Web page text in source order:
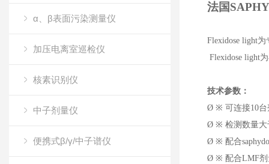
α、β表面污染测量仪
加压电离室巡检仪
核素识别仪
中子剂量仪
便携式β/γ/中子谱仪
法国
Flexidose light
Flexidose light
技术参数：
Ø ※ 可连接10
Ø ※ 检测数量
Ø ※ 配合
Ø ※ 配合LMF